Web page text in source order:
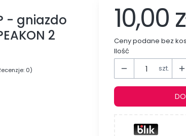
- gniazdo
2
0)
Opinie
10,00
Ceny podane bez
Ilość
szt.